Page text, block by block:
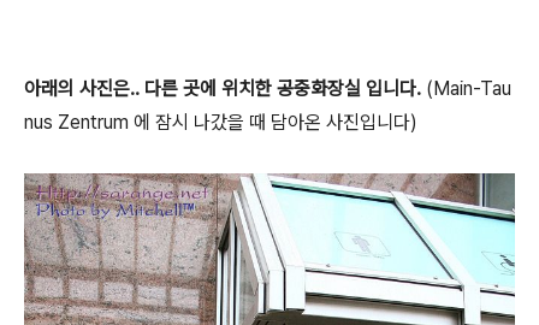
아래의 사진은.. 다른 곳에 위치한 공중화장실 입니다. (Main-Tau
nus Zentrum 에 잠시 나갔을 때 담아온 사진입니다)